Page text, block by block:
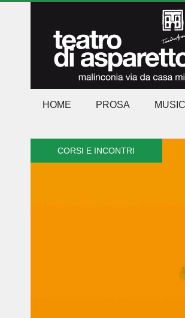
HOME PROSA
CORSI E INCONTRI